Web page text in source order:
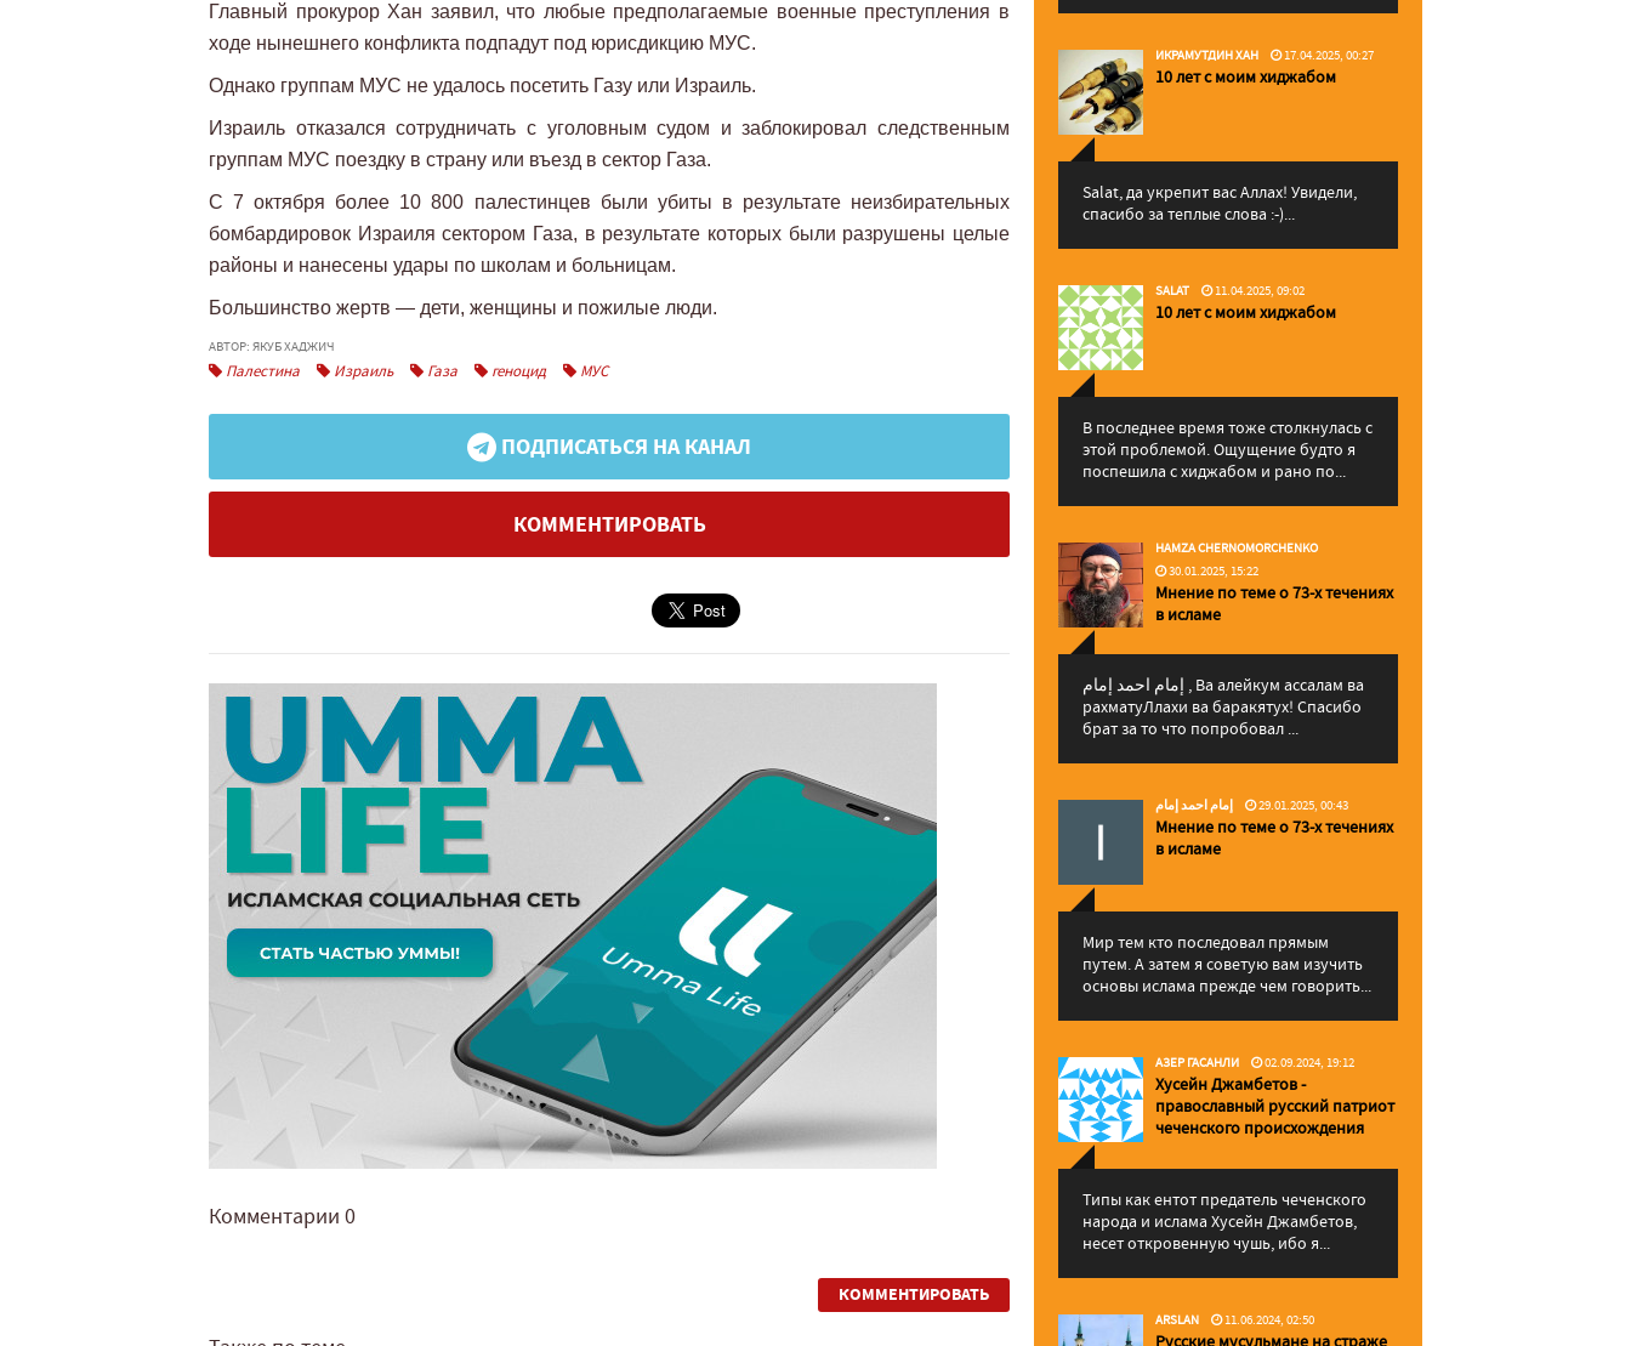
Главный прокурор Хан заявил, что любые предполагаемые военные преступления в
ходе нынешнего конфликта подпадут под юрисдикцию МУС.
Однако группам МУС не удалось посетить Газу или Израиль.
Израиль отказался сотрудничать с уголовным судом и заблокировал следственным
группам МУС поездку в страну или въезд в сектор Газа.
С 7 октября более 10 800 палестинцев были убиты в результате неизбирательных
бомбардировок Израиля сектором Газа, в результате которых были разрушены целые
районы и нанесены удары по школам и больницам.
Большинство жертв — дети, женщины и пожилые люди.
АВТОР: ЯКУБ ХАДЖИЧ
Палестина Израиль Газа геноцид МУС
ПОДПИСАТЬСЯ НА КАНАЛ
КОММЕНТИРОВАТЬ
Комментарии 0
КОММЕНТИРОВАТЬ
ИКРАМУТДИН ХАН 17.04.2025, 00:27
10 лет с моим хиджабом
Salat, да укрепит вас Аллаx! Увидели,
спасибо за теплые слова :-)...
SALAT 11.04.2025, 09:02
10 лет с моим хиджабом
В последнее время тоже столкнулась с
этой проблемой. Ощущение будто я
поспешила с хиджабом и рано по...
HAMZA CHERNOMORCHENKO
30.01.2025, 15:22
Мнение по теме о 73-х течениях
в исламе
إمام احمد إمام , Ва алейкум ассалам ва
рахматуЛлахи ва баракятух! Спасибо
брат за то что попробовал ...
إمام احمد إمام 29.01.2025, 00:43
Мнение по теме о 73-х течениях
в исламе
Мир тем кто последовал прямым
путем. А затем я советую вам изучить
основы ислама прежде чем говорить...
АЗЕР ГАСАНЛИ 02.09.2024, 19:12
Хусейн Джамбетов -
православный русский патриот
чеченского происхождения
Типы как ентот предатель чеченского
народа и ислама Хусейн Джамбетов,
несет откровенную чушь, ибо я...
ARSLAN 11.06.2024, 02:50
Русские мусульмане на страже